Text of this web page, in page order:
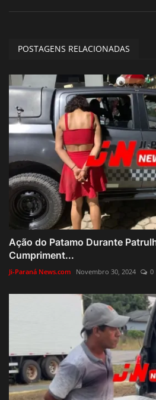
POSTAGENS RELACIONADAS
Ação do Patamo Durante
Cumpriment...
Ji-Paraná News.com Novembro 30, 2024 0